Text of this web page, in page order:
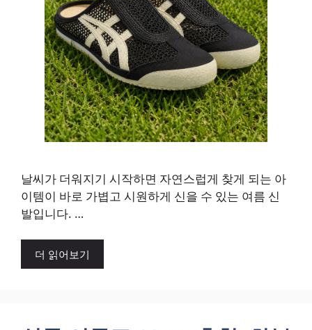
날씨가 더워지기 시작하면 자연스럽게 찾게 되는 아
이템이 바로 가볍고 시원하게 신을 수 있는 여름 신
발입니다. …
더 읽어보기